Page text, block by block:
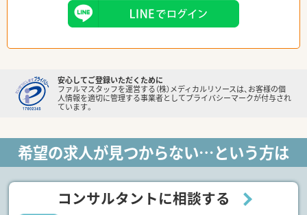
安心してご登録いただくために
ファルマスタッフを運営する（株）メディカルリソースは、お客様の個
人情報を適切に管理する事業者としてプライバシーマークが付与され
ています。
希望の求人が見つからない…という方は
コンサルタントに相談する